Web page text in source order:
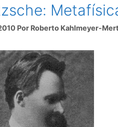
Por Roberto Kahlmeyer-